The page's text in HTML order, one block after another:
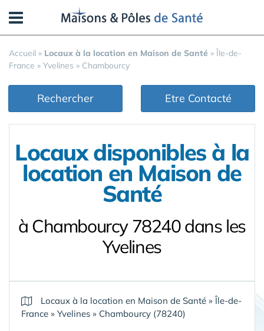
Accueil » Locaux à la location en Maison de Santé » Île-de-
France » Yvelines » Chambourcy
Rechercher Etre Contacté
Locaux disponibles à la
location en Maison de
Santé
à Chambourcy 78240 dans les
Yvelines
Locaux à la location en Maison de Santé »Île-de-
France » Yvelines » Chambourcy (78240)
Panneau de gestion des cookies